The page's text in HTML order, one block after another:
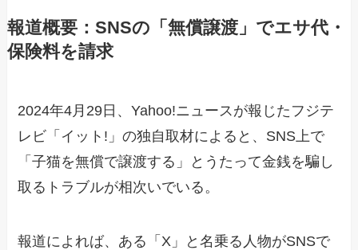
報道概要：SNSの「無償譲渡」でエサ代・
保険料を請求
2024年4月29日、Yahoo!ニュースが報じたフジテ
レビ「イット!」の独自取材によると、SNS上で
「子猫を無償で譲渡する」とうたって金銭を騙し
取るトラブルが相次いでいる。
報道によれば、ある「X」と名乗る人物がSNSで